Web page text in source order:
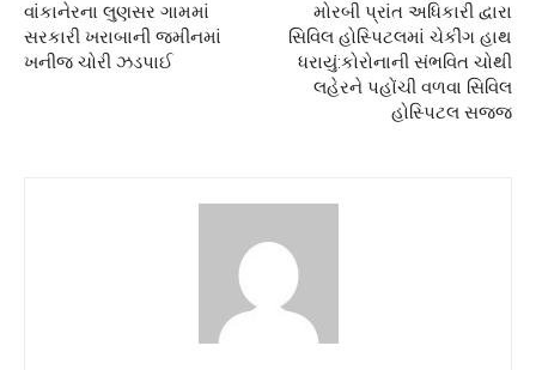
વાંકાનેરના લુણસર ગામમાં
સરકારી ખરાબાની જમીનમાં
ખનીજ ચોરી ઝડપાઈ
મોરબી પ્રાંત અધિકારી દ્વારા
સિવિલ હોસ્પિટલમાં ચેકીંગ હાથ
ધરાયું:કોરોનાની સંભવિત ચોથી
લહેરને પહોંચી વળવા સિવિલ
હોસ્પિટલ સજ્જ